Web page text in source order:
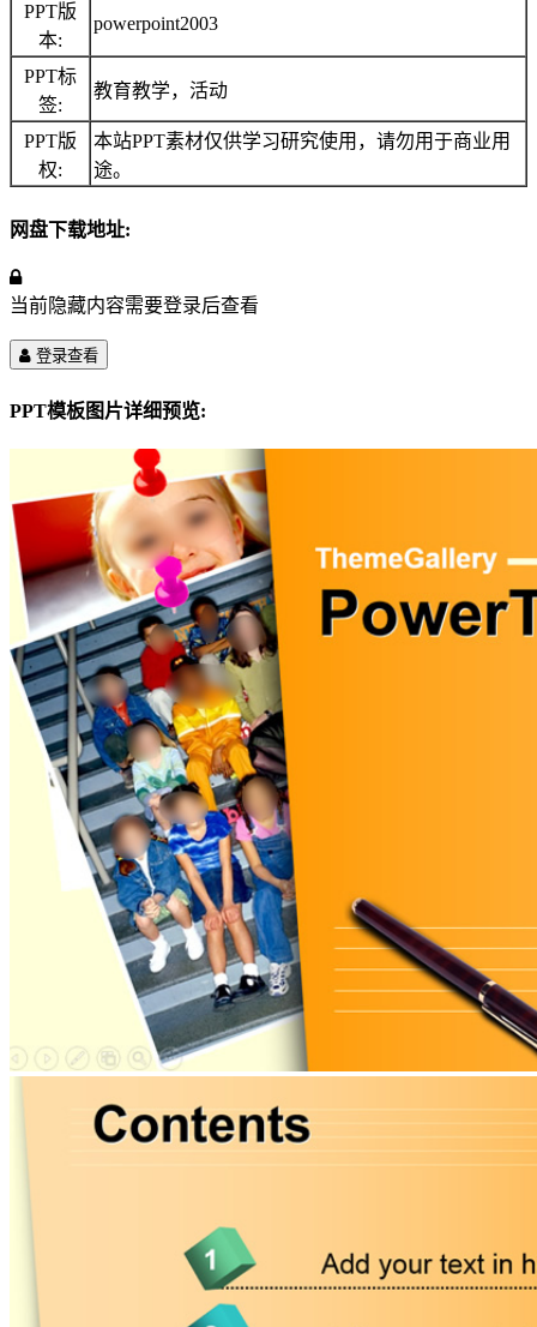
PPT版
本:
powerpoint2003
PPT标
签:
教育教学，活动
PPT版
权:
本站PPT素材仅供学习研究使用，请勿用于商业用
途。
网盘下载地址:
当前隐藏内容需要登录后查看
登录查看
PPT模板图片详细预览: